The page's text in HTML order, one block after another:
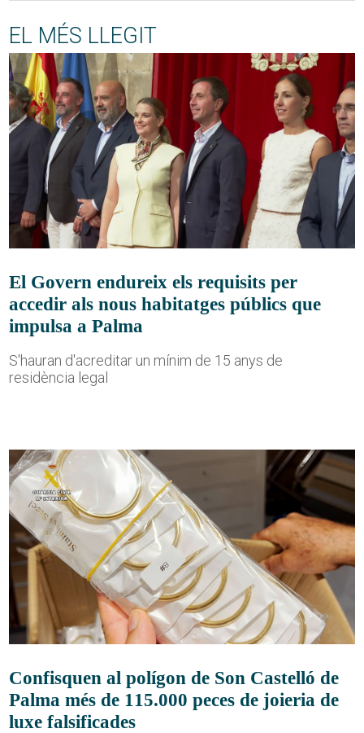
EL MÉS LLEGIT
El Govern endureix els requisits per
accedir als nous habitatges públics que
impulsa a Palma
S'hauran d'acreditar un mínim de 15 anys de
residència legal
Confisquen al polígon de Son Castelló de
Palma més de 115.000 peces de joieria de
luxe falsificades